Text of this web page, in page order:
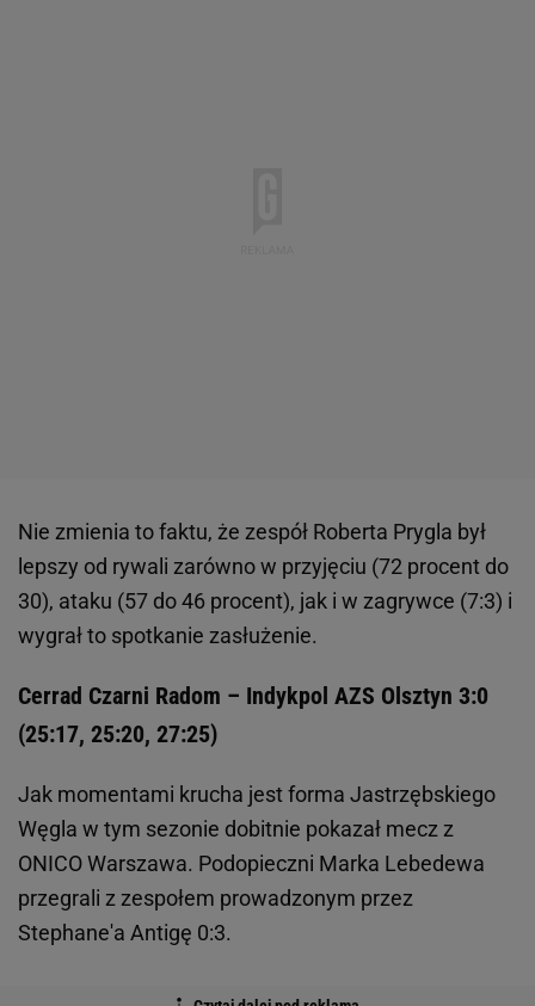
Nie zmienia to faktu, że zespół Roberta Prygla był
lepszy od rywali zarówno w przyjęciu (72 procent do
30), ataku (57 do 46 procent), jak i w zagrywce (7:3) i
wygrał to spotkanie zasłużenie.
Cerrad Czarni Radom – Indykpol AZS Olsztyn 3:0
(25:17, 25:20, 27:25)
Jak momentami krucha jest forma Jastrzębskiego
Węgla w tym sezonie dobitnie pokazał mecz z
ONICO Warszawa. Podopieczni Marka Lebedewa
przegrali z zespołem prowadzonym przez
Stephane'a Antigę 0:3.